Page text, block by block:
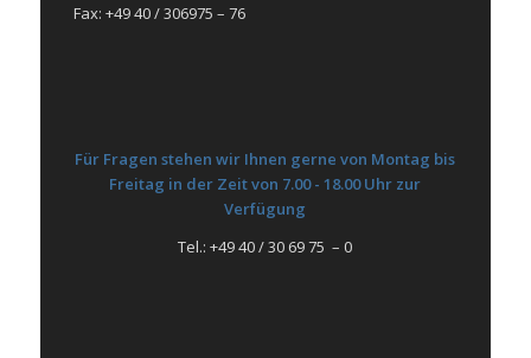
Fax: +49 40 / 306975 – 76
Für Fragen stehen wir Ihnen gerne von Montag bis
Freitag in der Zeit von 7.00 - 18.00 Uhr zur
Verfügung
Tel.: +49 40 / 30 69 75 – 0